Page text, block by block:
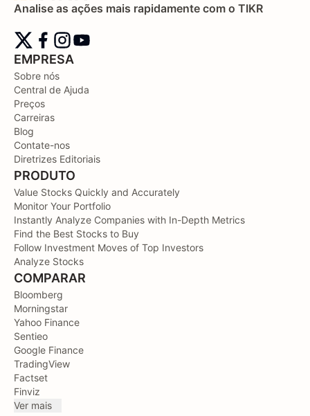
Analise as ações mais rapidamente com o TIKR
EMPRESA
Sobre nós
Central de Ajuda
Preços
Carreiras
Blog
Contate-nos
Diretrizes Editoriais
PRODUTO
Value Stocks Quickly and Accurately
Monitor Your Portfolio
Instantly Analyze Companies with In-Depth Metrics
Find the Best Stocks to Buy
Follow Investment Moves of Top Investors
Analyze Stocks
COMPARAR
Bloomberg
Morningstar
Yahoo Finance
Sentieo
Google Finance
TradingView
Factset
Finviz
Ver mais